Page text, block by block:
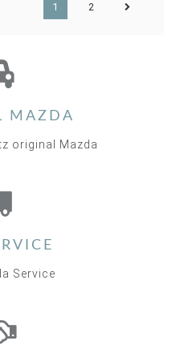
1 2
MAZDA
original Mazda
Service